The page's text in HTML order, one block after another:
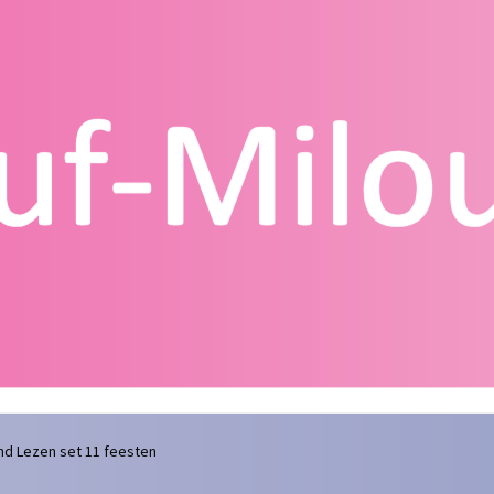
Contact Homepagina
Lezen set 11 feesten